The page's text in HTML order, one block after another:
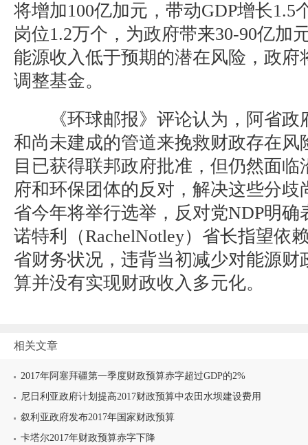
将增加100亿加元，带动GDP增长1.5
岗位1.2万个，为政府带来30-90亿加
能源收入低于预期的潜在风险，政府
调整基金。
《环球邮报》评论认为，阿省政
和尚未建成的管道来挽救财政存在风
目已获得联邦政府批准，但仍然面
府和环保团体的反对，解决这些分歧
省今年将举行选举，反对党NDP明
诺特利（RachelNotley）省长指望依
省财务状况，违背当初减少对能源财
算并没有实现财政收入多元化。
相关文章
2017年阿塞拜疆第一季度财政预算赤字超过GDP的2%
尼日利亚政府计划提高2017财政预算中农田水坝建设费用
叙利亚政府发布2017年国家财政预算
卡塔尔2017年财政预算赤字下降